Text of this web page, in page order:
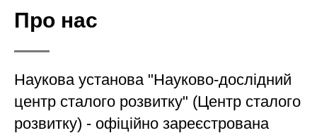
Про нас
Наукова установа "Науково-дослідний
центр сталого розвитку" (Центр сталого
розвитку) - офіційно зареєстрована